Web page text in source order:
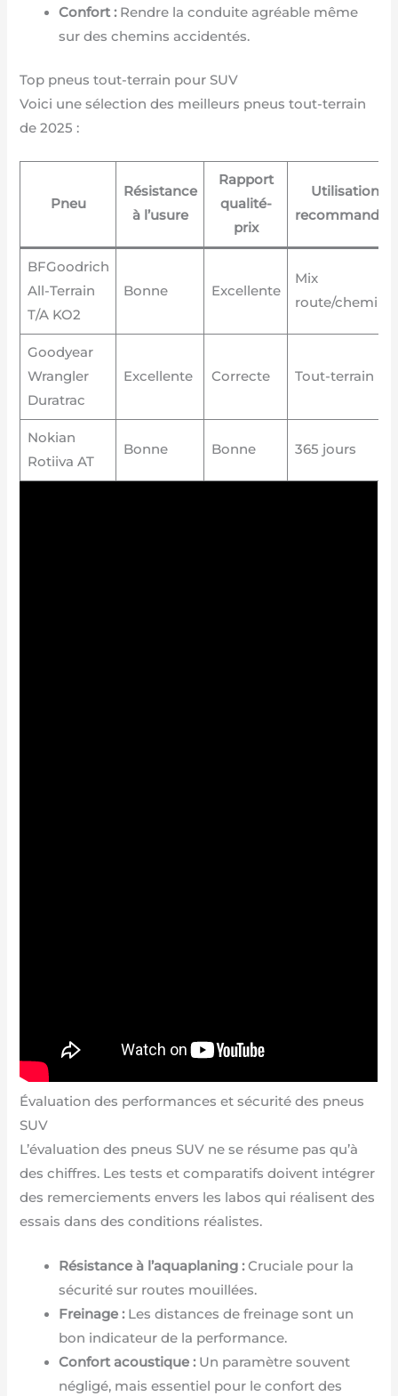
Confort :Rendre la conduite agréable même
sur des chemins accidentés.
Top pneus tout-terrain pour SUV
Voici une sélection des meilleurs pneus tout-terrain
de 2025 :
Pneu
Résistance
à l’usure
Rapport
qualité-
prix
Utilisation
recommandée
BFGoodrich
All-Terrain
T/A KO2
Bonne Excellente
Mix
route/chemin
Goodyear
Wrangler
Duratrac
Excellente Correcte Tout-terrain
Nokian
Rotiiva AT
Bonne Bonne 365 jours
Évaluation des performances et sécurité des pneus
SUV
L’évaluation des pneus SUV ne se résume pas qu’à
des chiffres. Les tests et comparatifs doivent intégrer
des remerciements envers les labos qui réalisent des
essais dans des conditions réalistes.
Résistance à l’aquaplaning :Cruciale pour la
sécurité sur routes mouillées.
Freinage :Les distances de freinage sont un
bon indicateur de la performance.
Confort acoustique :Un paramètre souvent
négligé, mais essentiel pour le confort des